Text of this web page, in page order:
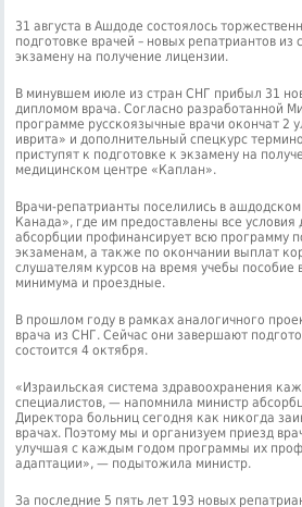
31 августа в Ашдоде состоялось
подготовке врачей – новых репатриантов
экзамену на получение лицензии.
В минувшем июле из стран СНГ прибыл 31
дипломом врача. Согласно разработанной
программе русскоязычные врачи окончат 2
иврита» и дополнительный спецкурс
приступят к подготовке к экзамену на
медицинском центре «Каплан».
Врачи-репатрианты поселились в
Канада», где им предоставлены все условия
абсорбции профинансирует всю программу
экзаменам, а также по окончании выплат
слушателям курсов на время учебы пособие
минимума и проездные.
В прошлом году в рамках аналогичного
врача из СНГ. Сейчас они завершают
состоится 4 октября.
«Израильская система здравоохранения
специалистов, — напомнила министр
Директора больниц сегодня как никогда
врачах. Поэтому мы и организуем приезд
улучшая с каждым годом программы их
адаптации», — подытожила министр.
За последние 5 пять лет 193 новых